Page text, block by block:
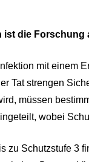
ist die Forschung
mit einem
Tat strengen
müssen
wobei
zu Schutzstufe 3